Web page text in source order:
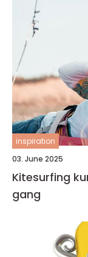
inspiration
03. June 2025
Kitesurfing
gang